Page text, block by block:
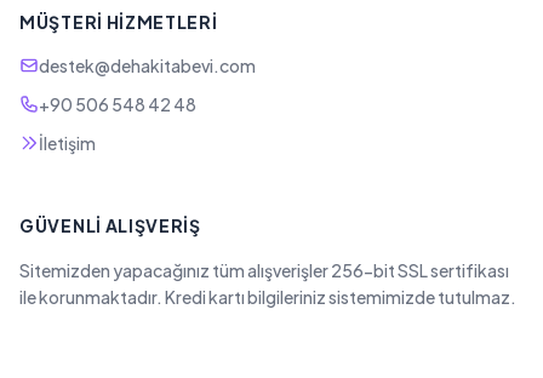
MÜŞTERI HIZMETLERI
destek@dehakitabevi.com
+90 506 548 42 48
İletişim
GÜVENLI ALIŞVERIŞ
Sitemizden yapacağınız tüm alışverişler 256-bit SSL sertifikası
ile korunmaktadır. Kredi kartı bilgileriniz sistemimizde tutulmaz.